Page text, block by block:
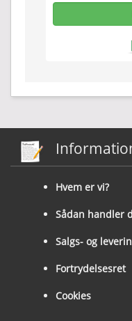
Hvem er vi?
Sådan handler
Salgs- og
Fortrydelsesret
Cookies